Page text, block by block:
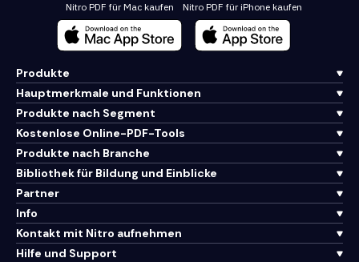
Nitro PDF für Mac kaufen Nitro PDF für iPhone kaufen
Produkte
Hauptmerkmale und Funktionen
Produkte nach Segment
Kostenlose Online-PDF-Tools
Produkte nach Branche
Bibliothek für Bildung und Einblicke
Partner
Info
Kontakt mit Nitro aufnehmen
Hilfe und Support